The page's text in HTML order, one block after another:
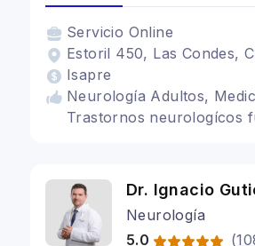
Servicio Online
Estoril 450, Las Condes,
Isapre
Neurología Adultos,
Trastornos neurologícos
Dr. Ignacio
Neurología
5.0
(